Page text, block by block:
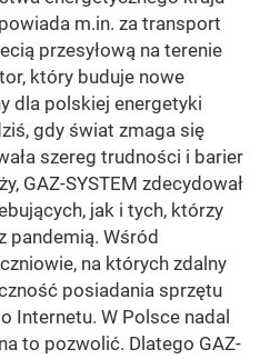
m.in. za transport
przesyłową na terenie
który buduje nowe
dla polskiej energetyki
gdy świat zmaga się
szereg trudności i barier
GAZ-SYSTEM zdecydował
jak i tych, którzy
pandemią. Wśród
na których zdalny
posiadania sprzętu
Internetu. W Polsce nadal
to pozwolić. Dlatego GAZ-